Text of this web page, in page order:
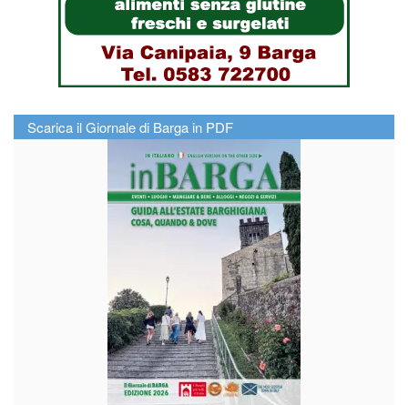
Scarica il Giornale di Barga in PDF